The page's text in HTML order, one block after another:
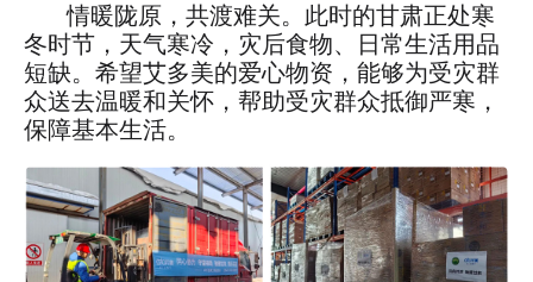
情暖陇原，共渡难关。此时的甘肃正处寒
冬时节，天气寒冷，灾后食物、日常生活用品
短缺。希望艾多美的爱心物资，能够为受灾群
众送去温暖和关怀，帮助受灾群众抵御严寒，
保障基本生活。